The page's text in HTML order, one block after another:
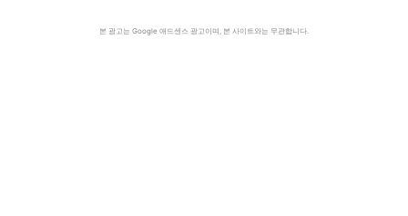
본 광고는 Google 애드센스 광고이며, 본 사이트와는 무관합니다.